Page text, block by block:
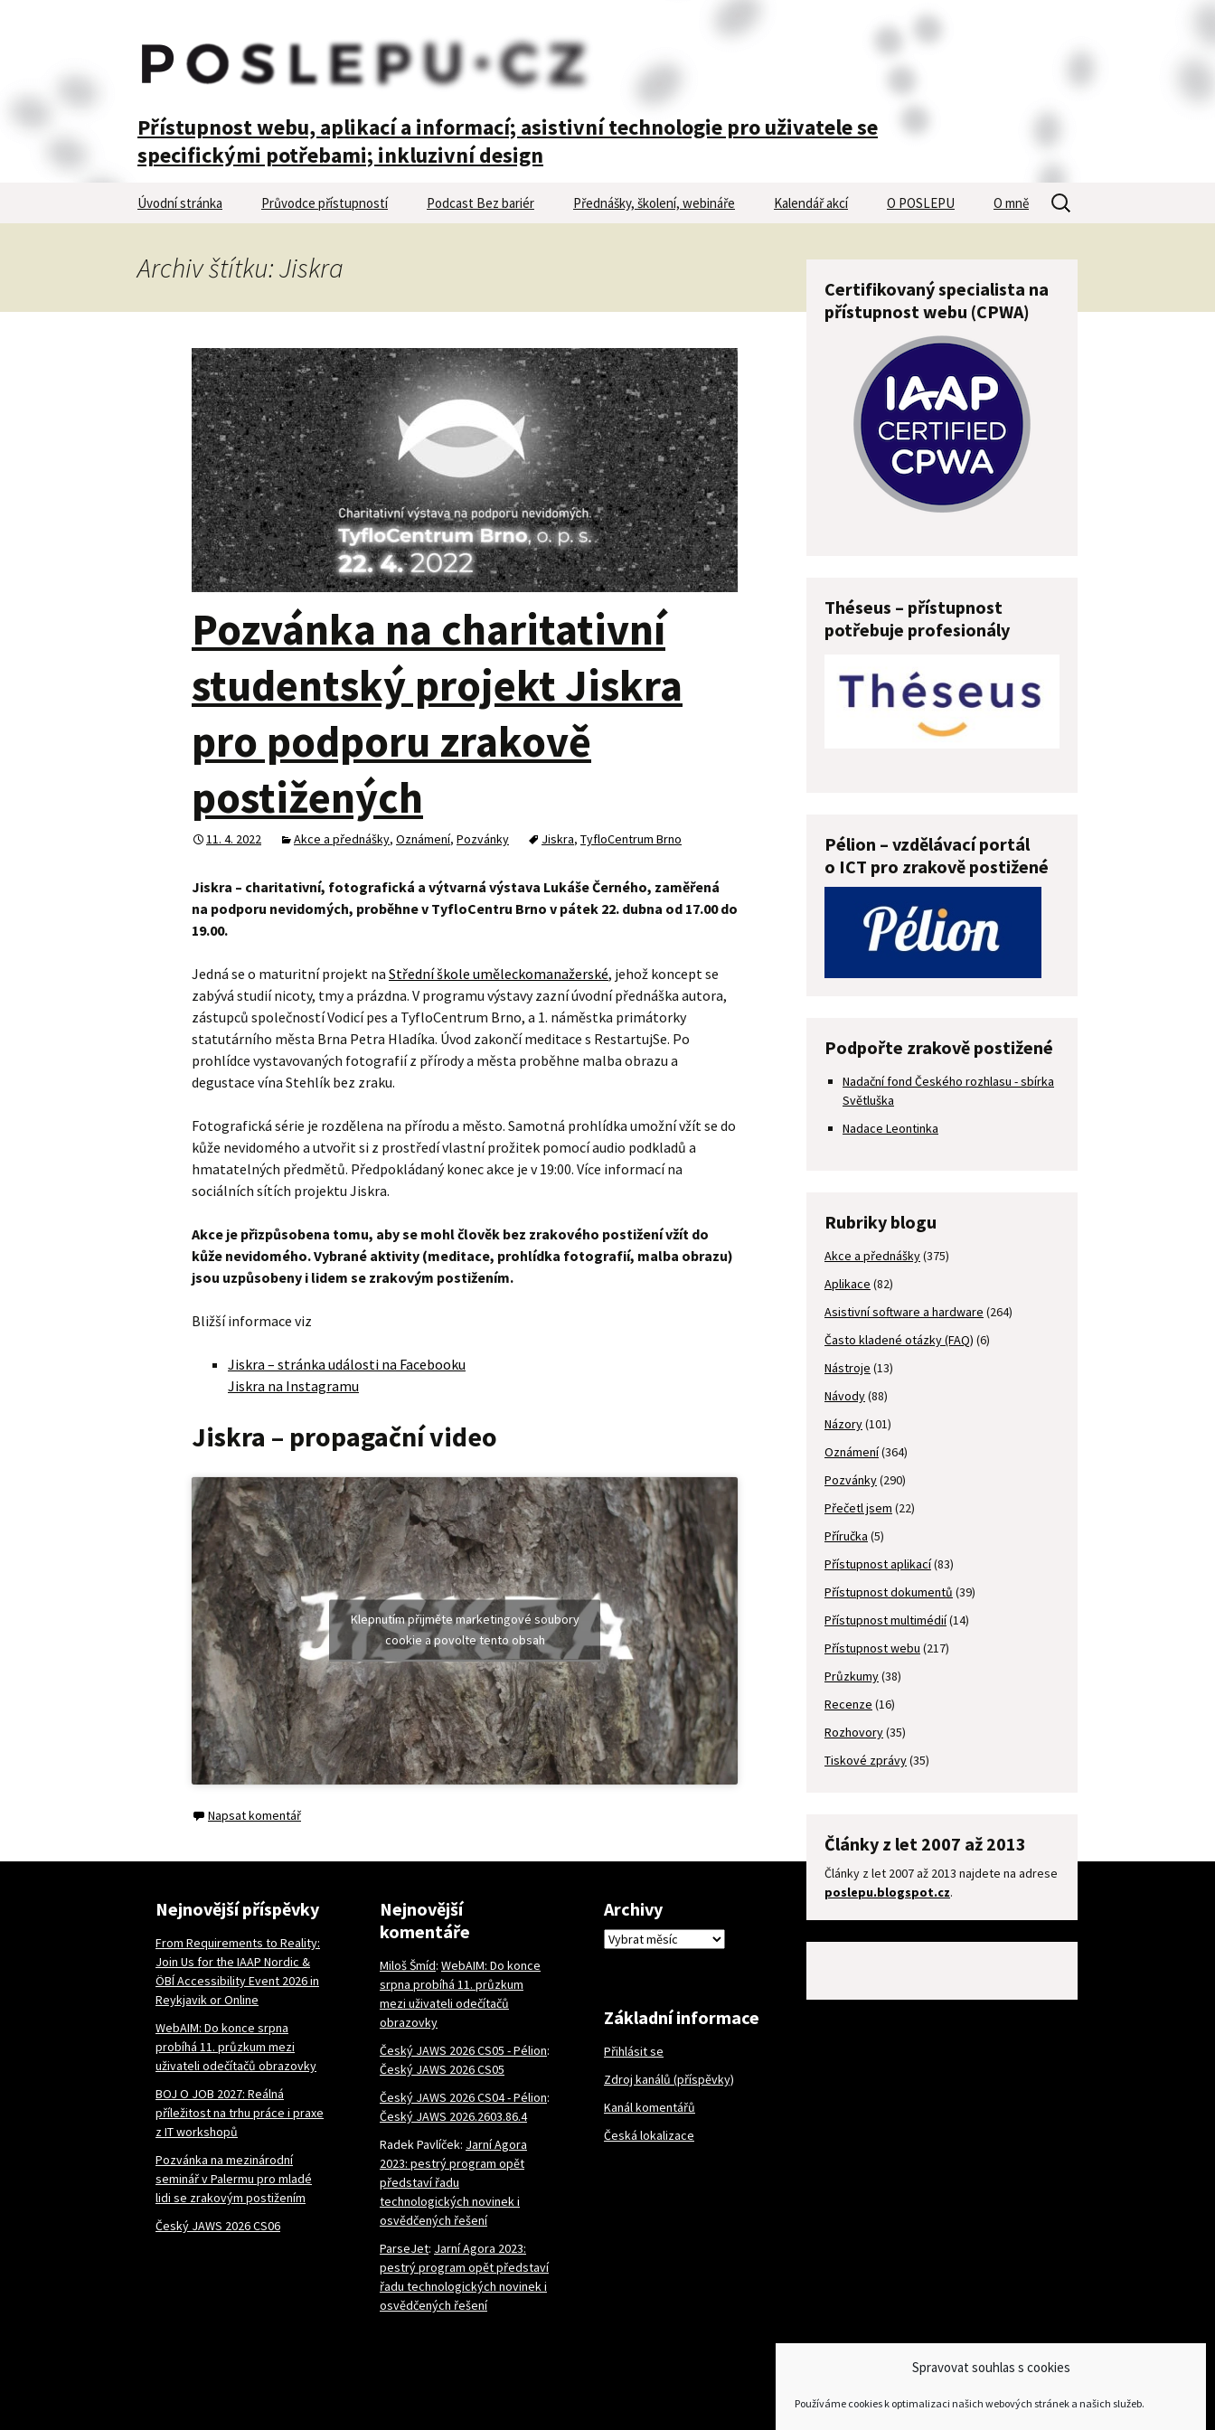
Spravovat souhlas s cookies
Používáme cookies k optimalizaci našich webových stránek a našich služeb.
POSLEPU
Přístupnost webu, aplikací a informací; asistivní technologie pro uživatele se
specifickými potřebami; inkluzivní design
Přejít
webu
Úvodní stránka Průvodce přístupností Podcast Bez bariér Přednášky, školení, webináře Kalendář akcí O POSLEPU O mně
Vyhledávání
Archiv štítku: Jiskra
Pozvánka na charitativní
studentský projekt Jiskra
pro podporu zrakově
postižených
11. 4. 2022 Akce a přednášky, Oznámení, Pozvánky Jiskra, TyfloCentrum Brno
Jiskra – charitativní, fotografická a výtvarná výstava Lukáše Černého, zaměřená
na podporu nevidomých, proběhne v TyfloCentru Brno v pátek 22. dubna od 17.00 do
19.00.
Jedná se o maturitní projekt na Střední škole uměleckomanažerské, jehož koncept se
zabývá studií nicoty, tmy a prázdna. V programu výstavy zazní úvodní přednáška autora,
zástupců společností Vodicí pes a TyfloCentrum Brno, a 1. náměstka primátorky
statutárního města Brna Petra Hladíka. Úvod zakončí meditace s RestartujSe. Po
prohlídce vystavovaných fotografií z přírody a města proběhne malba obrazu a
degustace vína Stehlík bez zraku.
Fotografická série je rozdělena na přírodu a město. Samotná prohlídka umožní vžít se do
kůže nevidomého a utvořit si z prostředí vlastní prožitek pomocí audio podkladů a
hmatatelných předmětů. Předpokládaný konec akce je v 19:00. Více informací na
sociálních sítích projektu Jiskra.
Akce je přizpůsobena tomu, aby se mohl člověk bez zrakového postižení vžít do
kůže nevidomého. Vybrané aktivity (meditace, prohlídka fotografií, malba obrazu)
jsou uzpůsobeny i lidem se zrakovým postižením.
Bližší informace viz
Jiskra – stránka události na Facebooku
Jiskra na Instagramu
Jiskra – propagační video
Klepnutím přijměte marketingové soubory
cookie a povolte tento obsah
Napsat komentář
Certifikovaný specialista na
přístupnost webu (CPWA)
Théseus – přístupnost
potřebuje profesionály
Pélion – vzdělávací portál
o ICT pro zrakově postižené
Podpořte zrakově postižené
Nadační fond Českého rozhlasu - sbírka
Světluška
Nadace Leontinka
Rubriky blogu
Akce a přednášky(375)
Aplikace (82)
Asistivní software a hardware (264)
Často kladené otázky (FAQ) (6)
Nástroje (13)
Návody(88)
Názory(101)
Oznámení(364)
Pozvánky(290)
Přečetl jsem (22)
Příručka (5)
Přístupnost aplikací(83)
Přístupnost dokumentů (39)
Přístupnost multimédií(14)
Přístupnost webu (217)
Průzkumy(38)
Recenze (16)
Rozhovory(35)
Tiskové zprávy(35)
Články z let 2007 až 2013
Články z let 2007 až 2013 najdete na adrese
poslepu.blogspot.cz.
Nejnovější příspěvky
From Requirements to Reality:
Join Us for the IAAP Nordic &
ÖBÍ Accessibility Event 2026 in
Reykjavik or Online
WebAIM: Do konce srpna
probíhá 11. průzkum mezi
uživateli odečítačů obrazovky
BOJ O JOB 2027: Reálná
příležitost na trhu práce i praxe
z IT workshopů
Pozvánka na mezinárodní
seminář v Palermu pro mladé
lidi se zrakovým postižením
Český JAWS 2026 CS06
Nejnovější
komentáře
Miloš Šmíd: WebAIM: Do konce
srpna probíhá 11. průzkum
mezi uživateli odečítačů
obrazovky
Český JAWS 2026 CS05 - Pélion:
Český JAWS 2026 CS05
Český JAWS 2026 CS04 - Pélion:
Český JAWS 2026.2603.86.4
Radek Pavlíček: Jarní Agora
2023: pestrý program opět
představí řadu
technologických novinek i
osvědčených řešení
ParseJet: Jarní Agora 2023:
pestrý program opět představí
řadu technologických novinek i
osvědčených řešení
Archivy
Archivy
Základní informace
Přihlásit se
Zdroj kanálů (příspěvky)
Kanál komentářů
Česká lokalizace